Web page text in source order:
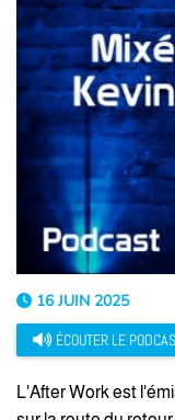
16 JUIN 2025
ÉCOUTER LE
L'After Work est